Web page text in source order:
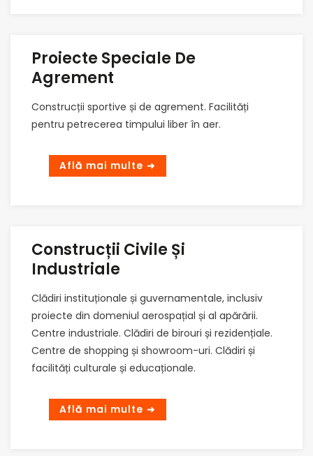
Proiecte Speciale De
Agrement
Construcții sportive și de agrement. Facilități
pentru petrecerea timpului liber în aer.
Construcții Civile Și
Industriale
Clădiri instituționale și guvernamentale, inclusiv
proiecte din domeniul aerospațial și al apărării.
Centre industriale. Clădiri de birouri și rezidențiale.
Centre de shopping și showroom-uri. Clădiri și
facilități culturale și educaționale.